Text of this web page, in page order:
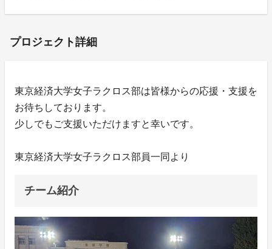
プロジェクト詳細
東京経済大学女子ラクロス部は皆様からの応援・支援を
お待ちしております。
少しでもご支援いただけますと幸いです。
東京経済大学女子ラクロス部員一同より
チーム紹介